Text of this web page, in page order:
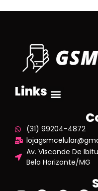
Links
(31) 99204-4872
Av. Visconde De
Belo Horizonte/MG